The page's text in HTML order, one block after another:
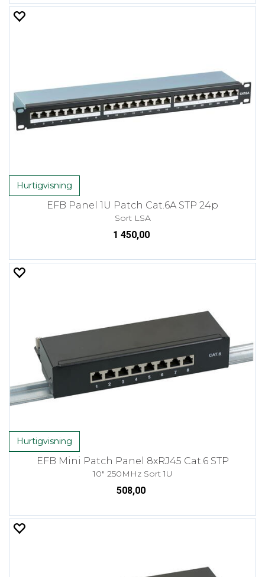
Hurtigvisning
EFB Panel 1U Patch Cat.6A STP 24p
Sort LSA
1 450,00
Hurtigvisning
EFB Mini Patch Panel 8xRJ45 Cat.6 STP
10" 250MHz Sort 1U
508,00